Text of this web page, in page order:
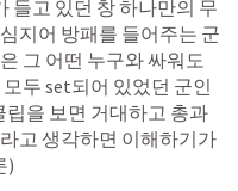
들고 있던 창 하나만의 무
지어 방패를 들어주는 군
그 어떤 누구와 싸워도
두 set되어 있었던 군인
립을 보면 거대하고 총과
고 생각하면 이해하기가